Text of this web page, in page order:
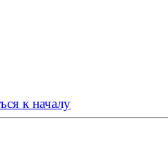
к началу